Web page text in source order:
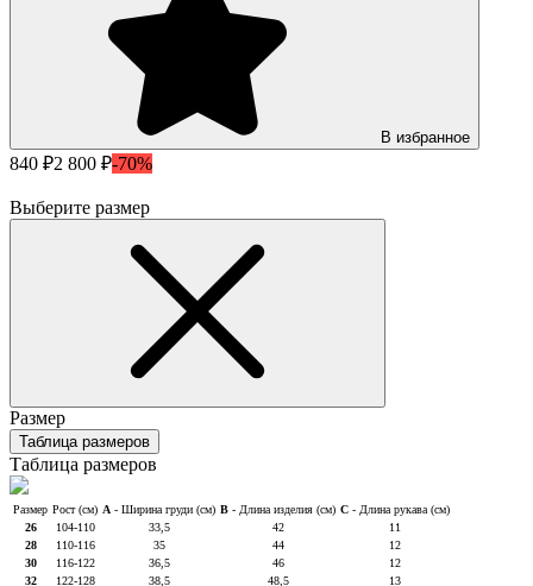
В избранное
840 ₽2 800 ₽-70%
Выберите размер
Размер
Таблица размеров
Таблица размеров
Размер Рост (см) A - Ширина груди (см) B - Длина изделия (см) C - Длина рукава (см)
26
104-110 33,5 42
11
28
110-116 35 44
12
30
116-122 36,5 46
12
32
122-128 38,5 48,5 13